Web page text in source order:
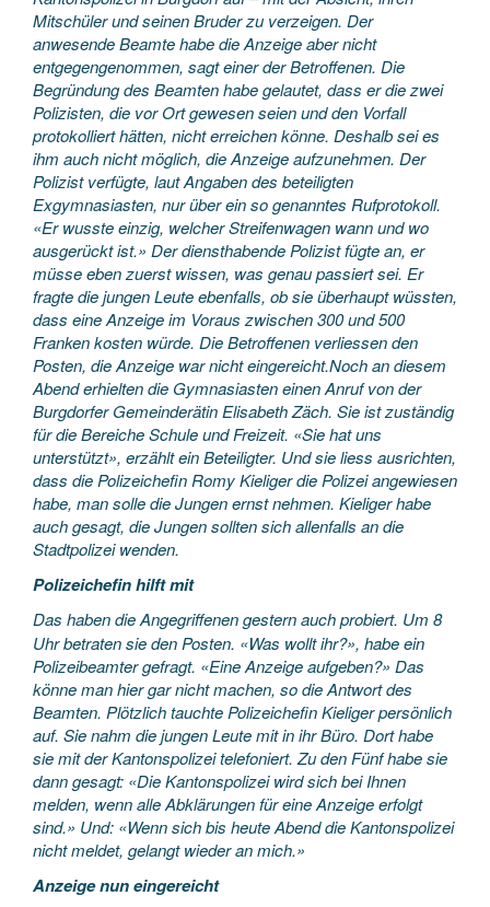
Mitschüler und seinen Bruder zu verzeigen. Der
anwesende Beamte habe die Anzeige aber nicht
entgegengenommen, sagt einer der Betroffenen. Die
Begründung des Beamten habe gelautet, dass er die zwei
Polizisten, die vor Ort gewesen seien und den Vorfall
protokolliert hätten, nicht erreichen könne. Deshalb sei es
ihm auch nicht möglich, die Anzeige aufzunehmen. Der
Polizist verfügte, laut Angaben des beteiligten
Exgymnasiasten, nur über ein so genanntes Rufprotokoll.
«Er wusste einzig, welcher Streifenwagen wann und wo
ausgerückt ist.» Der diensthabende Polizist fügte an, er
müsse eben zuerst wissen, was genau passiert sei. Er
fragte die jungen Leute ebenfalls, ob sie überhaupt wüssten,
dass eine Anzeige im Voraus zwischen 300 und 500
Franken kosten würde. Die Betroffenen verliessen den
Posten, die Anzeige war nicht eingereicht.Noch an diesem
Abend erhielten die Gymnasiasten einen Anruf von der
Burgdorfer Gemeinderätin Elisabeth Zäch. Sie ist zuständig
für die Bereiche Schule und Freizeit. «Sie hat uns
unterstützt», erzählt ein Beteiligter. Und sie liess ausrichten,
dass die Polizeichefin Romy Kieliger die Polizei angewiesen
habe, man solle die Jungen ernst nehmen. Kieliger habe
auch gesagt, die Jungen sollten sich allenfalls an die
Stadtpolizei wenden.
Polizeichefin hilft mit
Das haben die Angegriffenen gestern auch probiert. Um 8
Uhr betraten sie den Posten. «Was wollt ihr?», habe ein
Polizeibeamter gefragt. «Eine Anzeige aufgeben?» Das
könne man hier gar nicht machen, so die Antwort des
Beamten. Plötzlich tauchte Polizeichefin Kieliger persönlich
auf. Sie nahm die jungen Leute mit in ihr Büro. Dort habe
sie mit der Kantonspolizei telefoniert. Zu den Fünf habe sie
dann gesagt: «Die Kantonspolizei wird sich bei Ihnen
melden, wenn alle Abklärungen für eine Anzeige erfolgt
sind.» Und: «Wenn sich bis heute Abend die Kantonspolizei
nicht meldet, gelangt wieder an mich.»
Anzeige nun eingereicht